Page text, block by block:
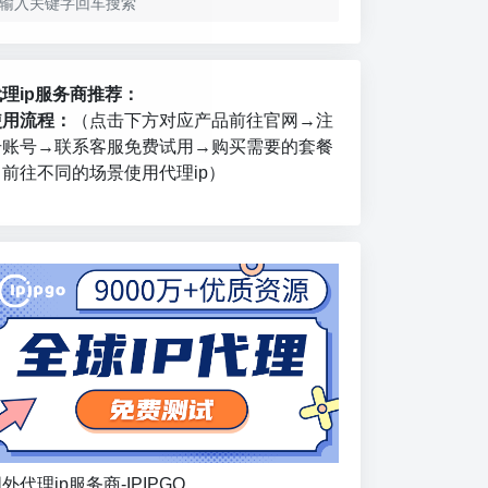
ip服务商推荐：
流程：
（点击下方对应产品前往官网→注
号→联系客服免费试用→购买需要的套餐
往不同的场景使用代理ip）
代理ip服务商-IPIPGO